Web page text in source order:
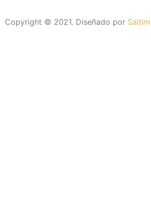
Copyright © 2021. Diseñado por